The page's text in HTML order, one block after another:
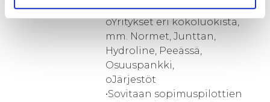
oJulkiset toimijat esim. KYS
oYritykset eri kokoluokista,
mm. Normet, Junttan,
Hydroline, Peeässä,
Osuuspankki,
oJärjestöt
•Sovitaan sopimuspilottien